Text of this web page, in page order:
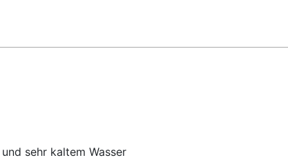
sehr kaltem Wasser